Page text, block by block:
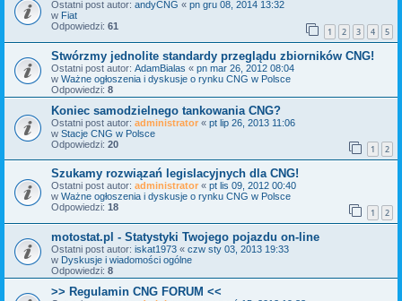
Ostatni post autor: andyCNG « pn gru 08, 2014 13:32
w Fiat
Odpowiedzi: 61 1 2 3 4 5
Stwórzmy jednolite standardy przeglądu zbiorników CNG!
Ostatni post autor: AdamBialas « pn mar 26, 2012 08:04
w Ważne ogłoszenia i dyskusje o rynku CNG w Polsce
Odpowiedzi: 8
Koniec samodzielnego tankowania CNG?
Ostatni post autor: administrator « pt lip 26, 2013 11:06
w Stacje CNG w Polsce
Odpowiedzi: 20 1 2
Szukamy rozwiązań legislacyjnych dla CNG!
Ostatni post autor: administrator « pt lis 09, 2012 00:40
w Ważne ogłoszenia i dyskusje o rynku CNG w Polsce
Odpowiedzi: 18 1 2
motostat.pl - Statystyki Twojego pojazdu on-line
Ostatni post autor: iskat1973 « czw sty 03, 2013 19:33
w Dyskusje i wiadomości ogólne
Odpowiedzi: 8
>> Regulamin CNG FORUM <<